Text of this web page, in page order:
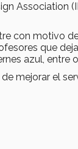
Association
con motivo
que
azul, entre
mejorar el